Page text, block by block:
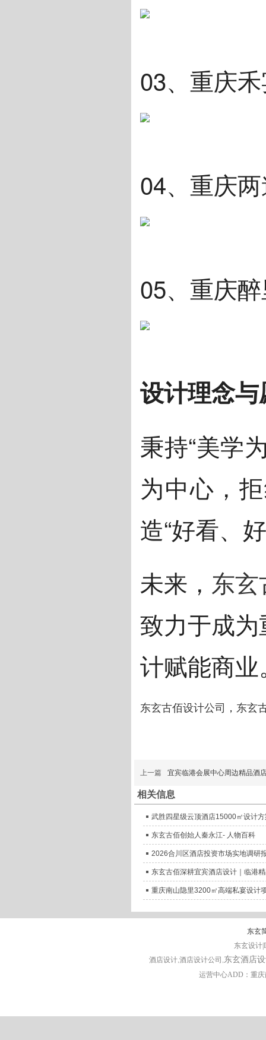
03、重庆
04、重庆
05、重庆
设计理念
秉持“美学
为中心，
造“好看、
未来， 东
致力于成
计赋能商业
东玄古佰设计公司 ， 东玄
上一篇 宜宾临港会展中心周边精品酒
相关信息
武胜四星级云顶酒店15000㎡设计
东玄古佰创始人秦永江- 人物百科
2026合川区酒店投资市场实地调研
东玄古佰深耕宜宾酒店设计｜临港
重庆南山隐里3200㎡高端私宴设计
东玄
东玄设计
酒店设计,酒店设计公司,东玄酒店
运营中心ADD：重